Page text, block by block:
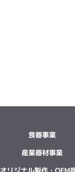
食器事業
産業器材事業
オリジナル製作・OEM